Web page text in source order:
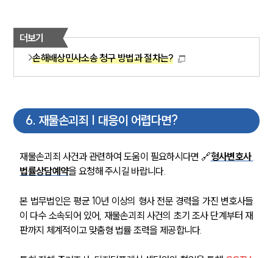
더보기
손해배상민사소송 청구 방법과 절차는?
6. 재물손괴죄 | 대응이 어렵다면?
재물손괴죄 사건과 관련하여 도움이 필요하시다면 🔗형사변호사
법률상담예약을 요청해 주시길 바랍니다.
본 법무법인은 평균 10년 이상의 형사 전문 경력을 가진 변호사들
이 다수 소속되어 있어, 재물손괴죄 사건의 초기 조사 단계부터 재
판까지 체계적이고 맞춤형 법률 조력을 제공합니다.